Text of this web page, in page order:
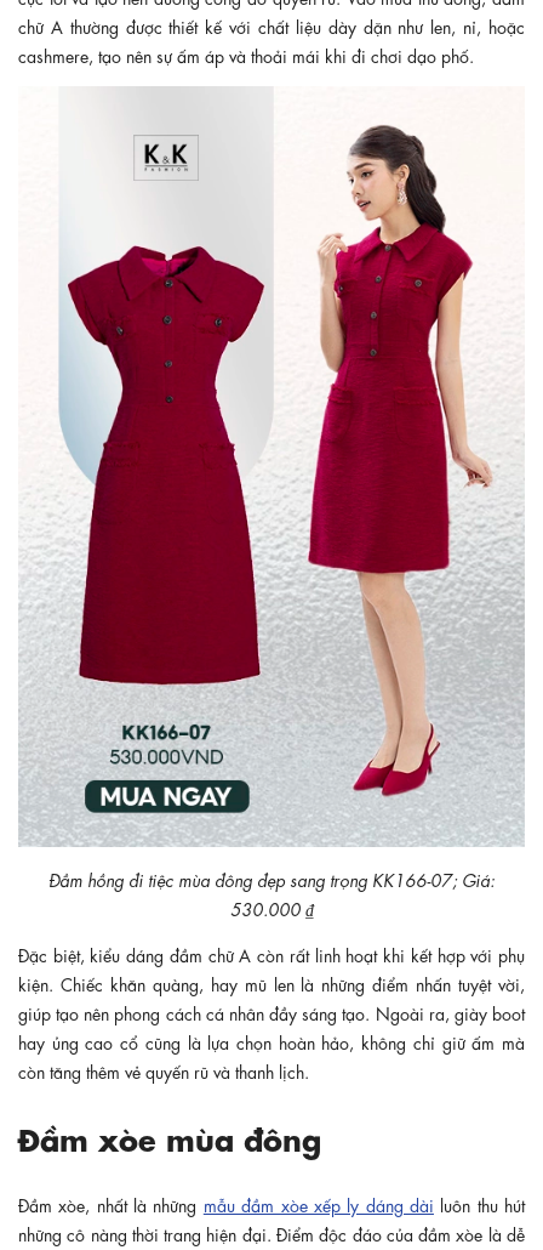
chữ A thường được thiết kế với chất liệu dày dặn như len, nỉ, hoặc
cashmere, tạo nên sự ấm áp và thoải mái khi đi chơi dạo phố.
Đầm hồng đi tiệc mùa đông đẹp sang trọng KK166-07; Giá:
530.000 ₫
Đặc biệt, kiểu dáng đầm chữ A còn rất linh hoạt khi kết hợp với phụ
kiện. Chiếc khăn quàng, hay mũ len là những điểm nhấn tuyệt vời,
giúp tạo nên phong cách cá nhân đầy sáng tạo. Ngoài ra, giày boot
hay ủng cao cổ cũng là lựa chọn hoàn hảo, không chỉ giữ ấm mà
còn tăng thêm vẻ quyến rũ và thanh lịch.
Đầm xòe mùa đông
Đầm xòe, nhất là những mẫu đầm xòe xếp ly dáng dài luôn thu hút
những cô nàng thời trang hiện đại. Điểm độc đáo của đầm xòe là dễ